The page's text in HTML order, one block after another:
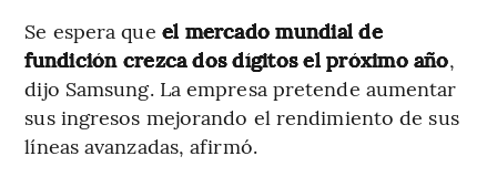
Se espera que el mercado mundial de
fundición crezca dos dígitos el próximo año,
dijo Samsung. La empresa pretende aumentar
sus ingresos mejorando el rendimiento de sus
líneas avanzadas, afirmó.